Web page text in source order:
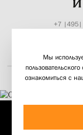
+7 |495|
Основы
Мы
ознакомиться с